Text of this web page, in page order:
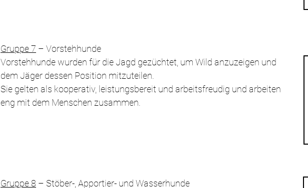
Gruppe 7 – Vorstehhunde
Vorstehhunde wurden für die Jagd gezüchtet, um Wild anzuzeigen und
dem Jäger dessen Position mitzuteilen.
Sie gelten als kooperativ, leistungsbereit und arbeitsfreudig und arbeiten
eng mit dem Menschen zusammen.
Gruppe 8 – Stöber-, Apportier- und Wasserhunde